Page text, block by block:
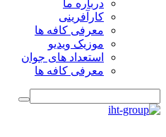
درباره ما
کارآفرینی
معرفی کافه ها
موزیک ویدیو
استعداد های جوان
معرفی کافه ها